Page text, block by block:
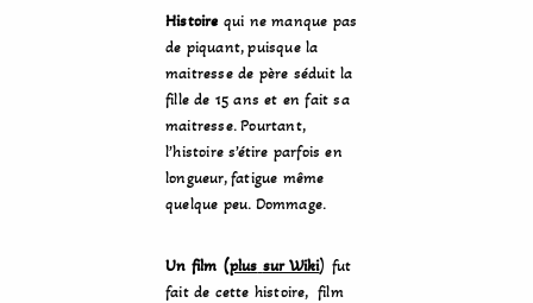
Histoire qui ne manque pas
de piquant, puisque la
maitresse de père séduit la
fille de 15 ans et en fait sa
maitresse. Pourtant,
l’histoire s’étire parfois en
longueur, fatigue même
quelque peu. Dommage.
Un film (plus sur Wiki) fut
fait de cette histoire, film